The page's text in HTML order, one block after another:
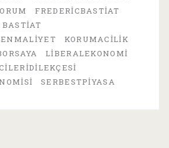
Bastiat’tan
Ekonomiye
Mizahi
Bir
FREDERICBASTIAT
BASTIAT
KORUMACILIK
LIBERALEKONOMI
SERBESTPIYASA